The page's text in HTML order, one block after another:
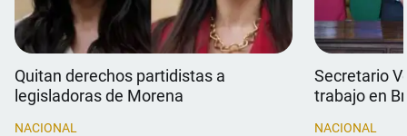
Quitan derechos partidistas a
legisladoras de Morena
NACIONAL
Secretario
trabajo en
NACIONAL